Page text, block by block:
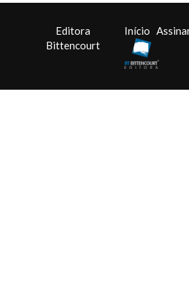
Editora
Bittencourt
Início